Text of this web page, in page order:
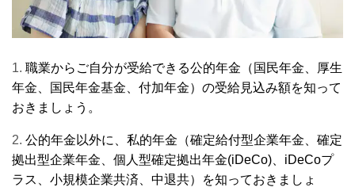
1. 職業からご自分が受給できる公的年金（国民年金、厚生
年金、国民年金基金、付加年金）の受給見込み額を知って
おきましょう。
2. 公的年金以外に、私的年金（確定給付型企業年金、確定
拠出型企業年金、個人型確定拠出年金(iDeCo) iDeCoプ
ラス、小規模企業共済、中退共）を知っておきましょ